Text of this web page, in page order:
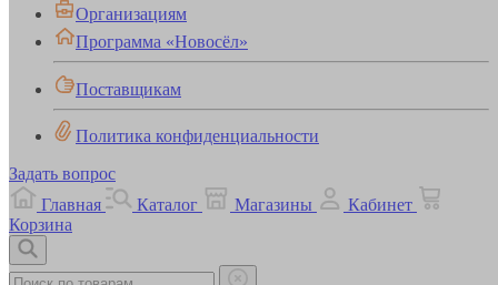
Организациям
Программа «Новосёл»
Поставщикам
Политика конфиденциальности
Задать вопрос
Главная
Каталог Магазины
Кабинет
Корзина